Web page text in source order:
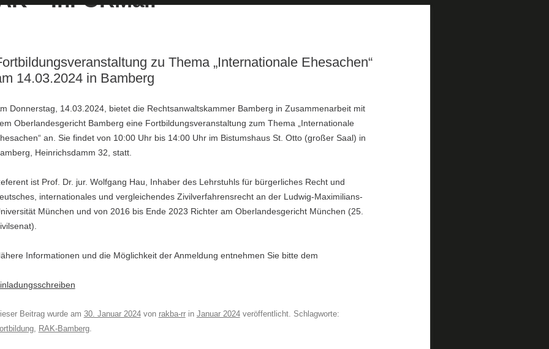
zu Thema „Internationale Ehesachen“
14.03.2024 in Bamberg
Donnerstag, 14.03.2024, bietet die Rechtsanwaltskammer Bamberg in Zusammenarbeit mit
Oberlandesgericht Bamberg eine Fortbildungsveranstaltung zum Thema „Internationale
an. Sie findet von 10:00 Uhr bis 14:00 Uhr im Bistumshaus St. Otto (großer Saal) in
Heinrichsdamm 32, statt.
ist Prof. Dr. jur. Wolfgang Hau, Inhaber des Lehrstuhls für bürgerliches Recht und
internationales und vergleichendes Zivilverfahrensrecht an der Ludwig-Maximilians-
München und von 2016 bis Ende 2023 Richter am Oberlandesgericht München (25.
Informationen und die Möglichkeit der Anmeldung entnehmen Sie bitte dem
Beitrag wurde am 30. Januar 2024von rakba-rrin Januar 2024veröffentlicht. Schlagworte:
, RAK-Bamberg.